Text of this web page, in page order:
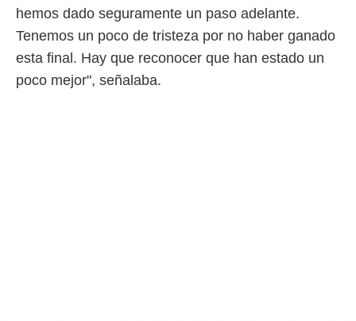
dehemos dado seguramente un paso adelante.
Tenemos un poco de tristeza por no haber ganado
esta final. Hay que reconocer que han estado un
poco mejor", señalaba.